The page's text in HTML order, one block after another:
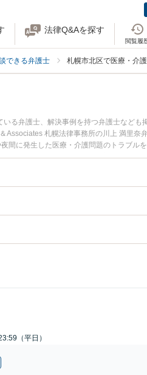
法律Q&Aを探す
閲覧履
できる弁護士 札幌市北区で医療・介
る弁護士、解決事例を持つ弁護士なども
Associates 札幌法律事務所の川上 満里奈
間に発生した医療・介護問題のトラブル
問題を法律相談できる札幌市北区内の
（平日）